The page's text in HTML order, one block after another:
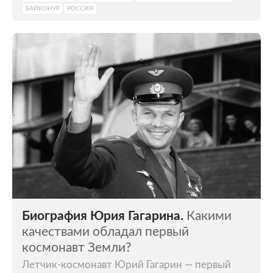
БАЙКОНУР РОССИЯ
Биография Юрия Гагарина. Какими
качествами обладал первый
космонавт Земли?
Летчик-космонавт Юрий Гагарин — первый